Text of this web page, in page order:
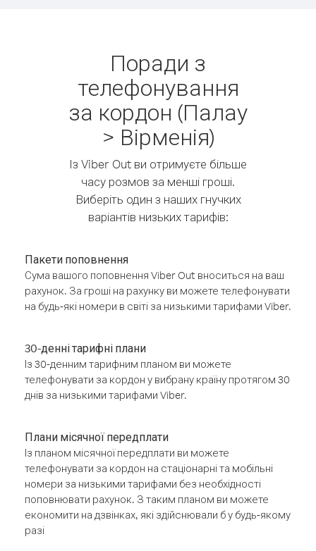
Поради з
телефонування
за кордон (Палау
> Вірменія)
Із Viber Out ви отримуєте більше
часу розмов за менші гроші.
Виберіть один з наших гнучких
варіантів низьких тарифів:
Пакети поповнення
Сума вашого поповнення Viber Out вноситься на ваш
рахунок. За гроші на рахунку ви можете телефонувати
на будь-які номери в світі за низькими тарифами Viber.
30-денні тарифні плани
Із 30-денним тарифним планом ви можете
телефонувати за кордон у вибрану країну протягом 30
днів за низькими тарифами Viber.
Плани місячної передплати
Із планом місячної передплати ви можете
телефонувати за кордон на стаціонарні та мобільні
номери за низькими тарифами без необхідності
поповнювати рахунок. З таким планом ви можете
економити на дзвінках, які здійснювали б у будь-якому
разі